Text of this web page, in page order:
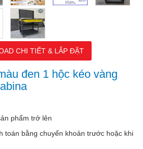
CHI TIẾT & LẮP ĐẶT
đen 1 hộc kéo vàng
phẩm trở lên
toán bằng chuyển khoản trước hoặc khi